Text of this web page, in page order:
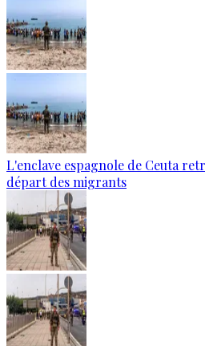
L'enclave espagnole de Ceuta
départ des migrants